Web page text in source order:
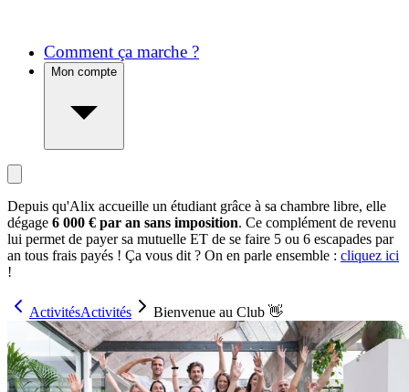
Comment ça marche ?
Mon compte
Depuis qu'Alix accueille un étudiant grâce à sa chambre libre, elle
dégage 6 000 € par an sans imposition. Ce complément de revenu
lui permet de payer sa mutuelle ET de se faire 5 ou 6 escapades par
an tous frais payés ! Ça vous dit ? On en parle ensemble : cliquez ici
!
ActivitésActivités Bienvenue au Club 👋